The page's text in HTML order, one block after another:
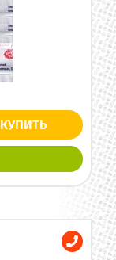
КУПИТЬ